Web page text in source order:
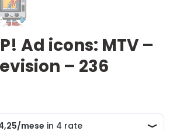
Ad icons: MTV –
– 236